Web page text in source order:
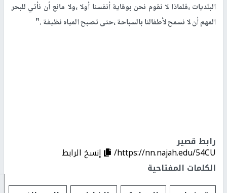
البلديات ،فلماذا لا نقوم نحن بوقاية أنفسنا أولا ،ولا مانع أن نأتي للبحر
المهم أن لا نسمح لأطفالنا بالسباحة ،حتى تصبح المياه نظيفة ."
رابط قصير
https://nn.najah.edu/54CU/
إنسخ الرابط
الكلمات المفتاحية